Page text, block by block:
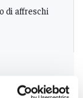
di affreschi
intervento